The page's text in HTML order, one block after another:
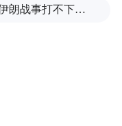
伊朗战事打不下去了？美军参联会主席力主“翻篇”